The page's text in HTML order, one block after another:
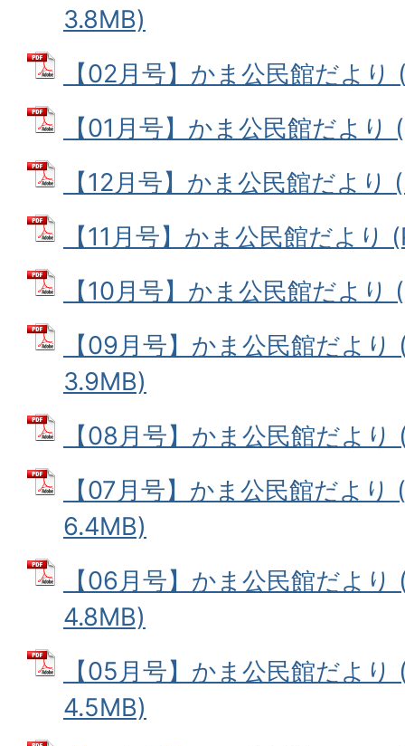
3.8MB)
【02月号】かま公民館だよ
【01月号】かま公民館だよ
【12月号】かま公民館だよ
【11月号】かま公民館だよ
【10月号】かま公民館だよ
【09月号】かま公民館だよ
3.9MB)
【08月号】かま公民館だよ
【07月号】かま公民館だより
6.4MB)
【06月号】かま公民館だよ
4.8MB)
【05月号】かま公民館だよ
4.5MB)